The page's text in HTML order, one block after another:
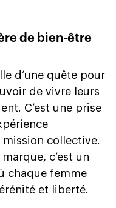
de bien-être
d’une quête pour
de vivre leurs
C’est une prise
mission collective.
c’est un
chaque femme
et liberté.